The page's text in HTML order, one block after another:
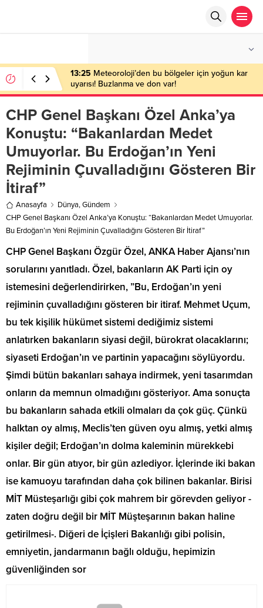
13:25 Meteoroloji’den bu bölgeler için yoğun kar
uyarısı! Buzlanma ve don var!
CHP Genel Başkanı Özel Anka’ya
Konuştu: “Bakanlardan Medet
Umuyorlar. Bu Erdoğan’ın Yeni
Rejiminin Çuvalladığını Gösteren Bir
İtiraf”
Anasayfa Dünya,Gündem
CHP Genel Başkanı Özel Anka’ya Konuştu: “Bakanlardan Medet Umuyorlar.
Bu Erdoğan’ın Yeni Rejiminin Çuvalladığını Gösteren Bir İtiraf”
CHP Genel Başkanı Özgür Özel, ANKA Haber Ajansı’nın
sorularını yanıtladı. Özel, bakanların AK Parti için oy
istemesini değerlendirirken, ”Bu, Erdoğan’ın yeni
rejiminin çuvalladığını gösteren bir itiraf. Mehmet Uçum,
bu tek kişilik hükümet sistemi dediğimiz sistemi
anlatırken bakanların siyasi değil, bürokrat olacaklarını;
siyaseti Erdoğan’ın ve partinin yapacağını söylüyordu.
Şimdi bütün bakanları sahaya indirmek, yeni tasarımdan
onların da memnun olmadığını gösteriyor. Ama sonuçta
bu bakanların sahada etkili olmaları da çok güç. Çünkü
halktan oy almış, Meclis’ten güven oyu almış, yetki almış
kişiler değil; Erdoğan’ın dolma kaleminin mürekkebi
onlar. Bir gün atıyor, bir gün azlediyor. İçlerinde iki bakan
ise kamuoyu tarafından daha çok bilinen bakanlar. Birisi
MİT Müsteşarlığı gibi çok mahrem bir görevden geliyor -
zaten doğru değil bir MİT Müşteşarının bakan haline
getirilmesi-. Diğeri de İçişleri Bakanlığı gibi polisin,
emniyetin, jandarmanın bağlı olduğu, hepimizin
güvenliğinden sor